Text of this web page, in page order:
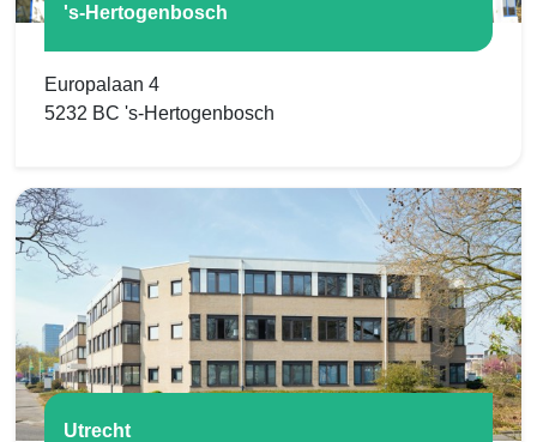
's-Hertogenbosch
Europalaan 4
5232 BC 's-Hertogenbosch
Utrecht